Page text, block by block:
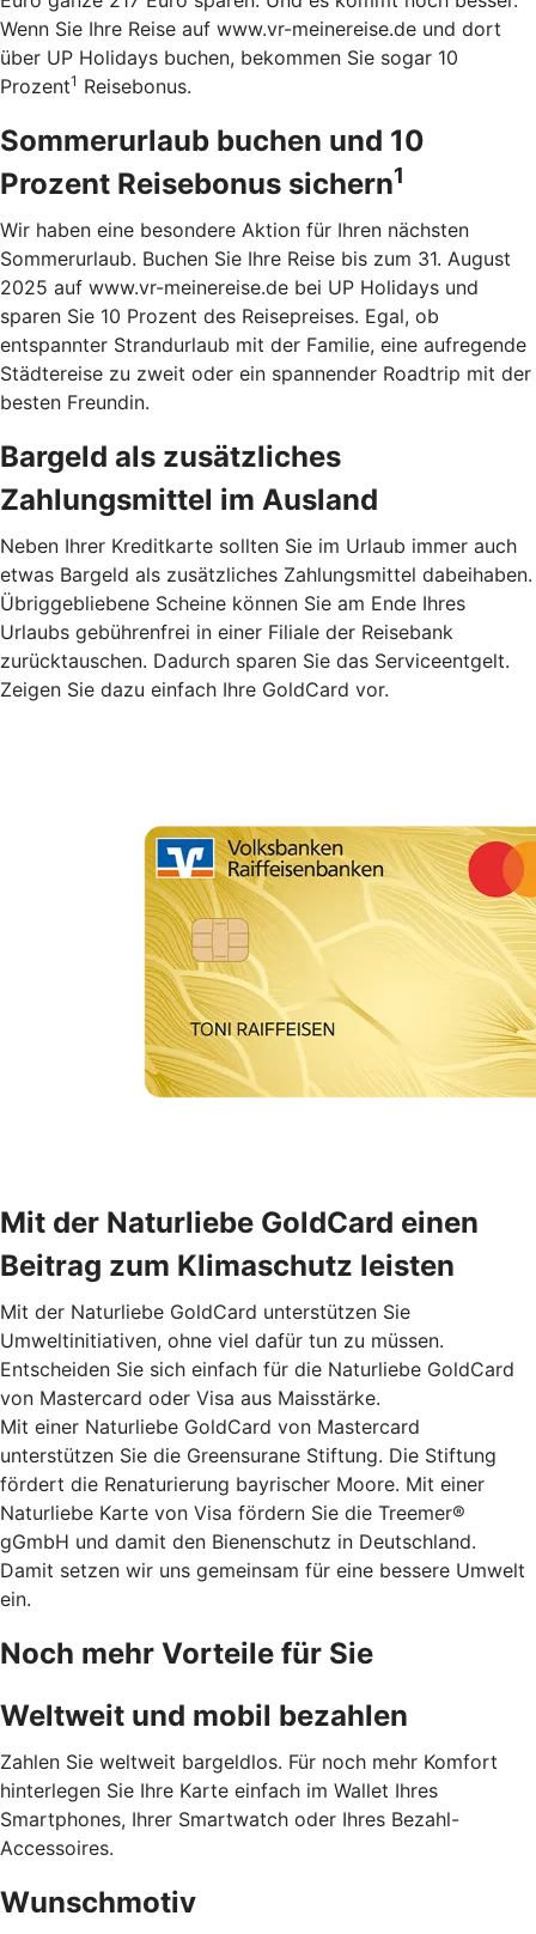
Wenn Sie Ihre Reise auf www.vr-meinereise.de und dort
über UP Holidays buchen, bekommen Sie sogar 10
Prozent1 Reisebonus.
Sommerurlaub buchen und 10
Prozent Reisebonus sichern1
Wir haben eine besondere Aktion für Ihren nächsten
Sommerurlaub. Buchen Sie Ihre Reise bis zum 31. August
2025 auf www.vr-meinereise.de bei UP Holidays und
sparen Sie 10 Prozent des Reisepreises. Egal, ob
entspannter Strandurlaub mit der Familie, eine aufregende
Städtereise zu zweit oder ein spannender Roadtrip mit der
besten Freundin.
Bargeld als zusätzliches
Zahlungsmittel im Ausland
Neben Ihrer Kreditkarte sollten Sie im Urlaub immer auch
etwas Bargeld als zusätzliches Zahlungsmittel dabeihaben.
Übriggebliebene Scheine können Sie am Ende Ihres
Urlaubs gebührenfrei in einer Filiale der Reisebank
zurücktauschen. Dadurch sparen Sie das Serviceentgelt.
Zeigen Sie dazu einfach Ihre GoldCard vor.
Mit der Naturliebe GoldCard einen
Beitrag zum Klimaschutz leisten
Mit der Naturliebe GoldCard unterstützen Sie
Umweltinitiativen, ohne viel dafür tun zu müssen.
Entscheiden Sie sich einfach für die Naturliebe GoldCard
von Mastercard oder Visa aus Maisstärke.
Mit einer Naturliebe GoldCard von Mastercard
unterstützen Sie die Greensurane Stiftung. Die Stiftung
fördert die Renaturierung bayrischer Moore. Mit einer
Naturliebe Karte von Visa fördern Sie die Treemer®
gGmbH und damit den Bienenschutz in Deutschland.
Damit setzen wir uns gemeinsam für eine bessere Umwelt
ein.
Noch mehr Vorteile für Sie
Weltweit und mobil bezahlen
Zahlen Sie weltweit bargeldlos. Für noch mehr Komfort
hinterlegen Sie Ihre Karte einfach im Wallet Ihres
Smartphones, Ihrer Smartwatch oder Ihres Bezahl-
Accessoires.
Wunschmotiv